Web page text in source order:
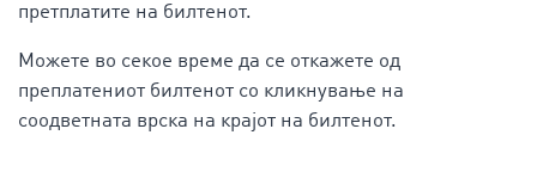
претплатите на билтенот.
Можете во секое време да се откажете од
преплатениот билтенот со кликнување на
соодветната врска на крајот на билтенот.